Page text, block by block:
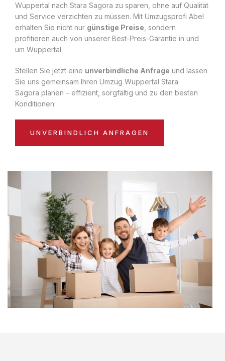
Wuppertal nach Stara Sagora zu sparen, ohne auf Qualität
und Service verzichten zu müssen. Mit Umzugsprofi Abel
erhalten Sie nicht nur günstige Preise , sondern
profitieren auch von unserer Best-Preis-Garantie in und
um Wuppertal.
Stellen Sie jetzt eine unverbindliche Anfrage und lassen
Sie uns gemeinsam Ihren Umzug Wuppertal Stara
Sagora planen – effizient, sorgfältig und zu den besten
Konditionen:
UNVERBINDLICH ANFRAGEN